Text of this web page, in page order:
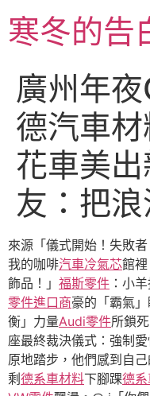
至
主寒冬的告
廣州年
德汽車
花車美
友：把浪
來源「儀式開始！失敗
我的咖啡汽車冷氣芯館
飾品！」 福斯零件 ：小
零件進口商豪的「霸氣
衡」力量Audi零件所鎖
座最終裁決儀式：強制
原地踏步，他們感到自
剩 德系車材料下腳踝德